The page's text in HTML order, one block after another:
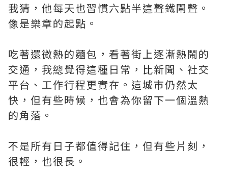
我猜，他每天也習慣六點半這聲鐵閘聲。
像是樂章的起點。
吃著還微熱的麵包，看著街上逐漸熱鬧的
交通，我總覺得這種日常，比新聞、社交
平台、工作行程更實在。這城市仍然太
快，但有些時候，也會為你留下一個溫熱
的角落。
不是所有日子都值得記住，但有些片刻，
很輕，也很長。